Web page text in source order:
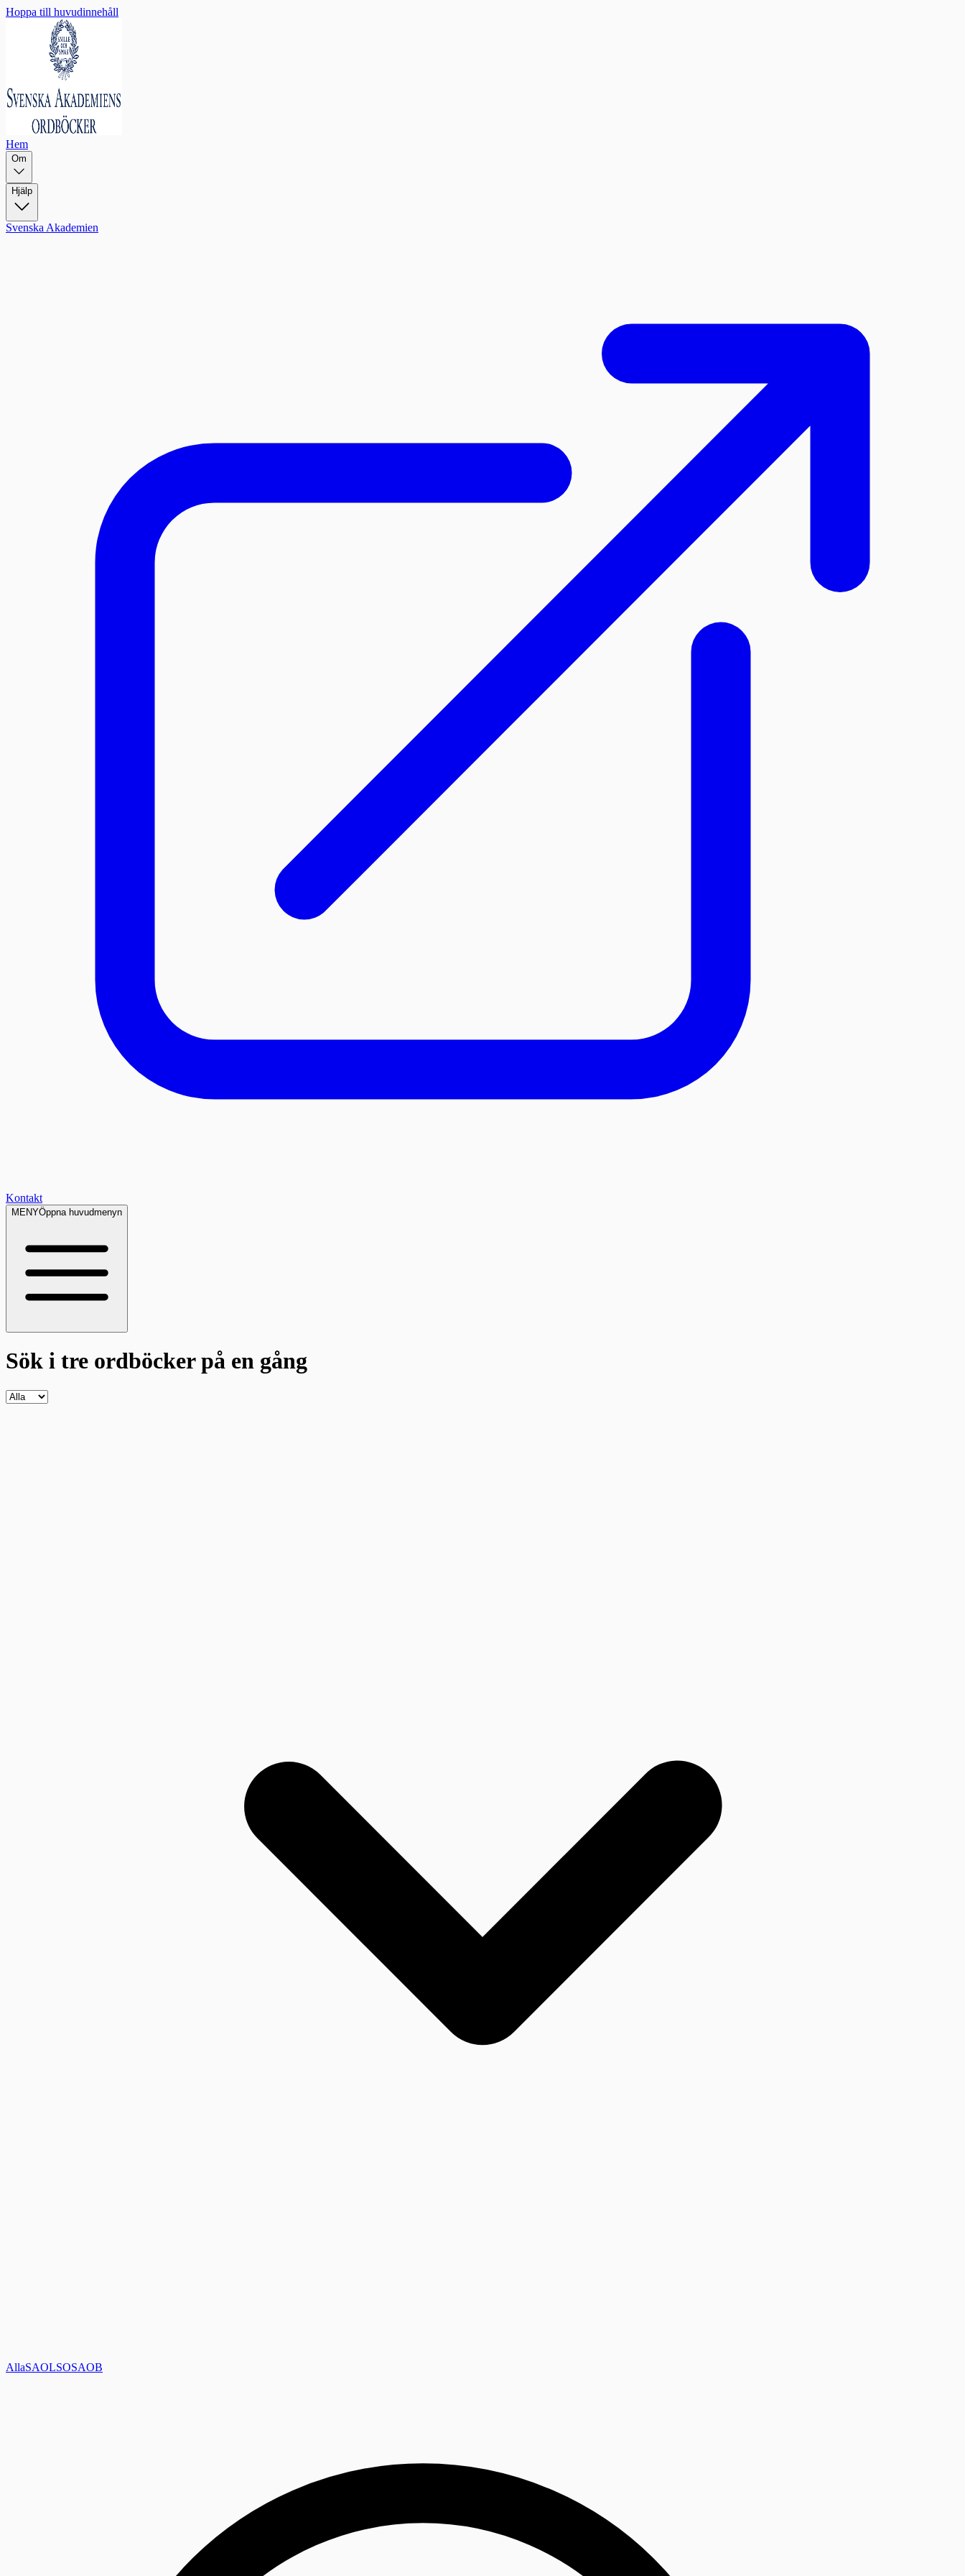
Hoppa till huvudinnehåll
Hem
Om
Hjälp
Svenska Akademien
Kontakt
MENYÖppna huvudmenyn
Sök i tre ordböckerpå en gång
AllaSAOLSOSAOB